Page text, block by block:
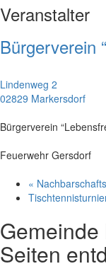
Veranstalter
Bürgerverein
Lindenweg 2
02829 Markersdorf
Bürgerverein
Feuerwehr Gersdorf
«
Seiten